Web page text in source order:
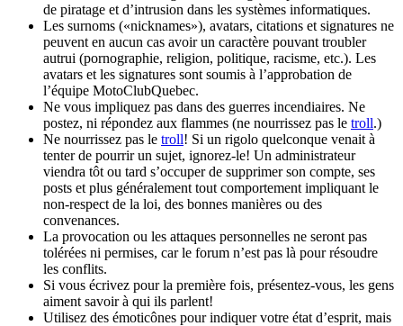
de piratage et d’intrusion dans les systèmes informatiques.
Les surnoms («nicknames»), avatars, citations et signatures ne
peuvent en aucun cas avoir un caractère pouvant troubler
autrui (pornographie, religion, politique, racisme, etc.). Les
avatars et les signatures sont soumis à l’approbation de
l’équipe MotoClubQuebec.
Ne vous impliquez pas dans des guerres incendiaires. Ne
postez, ni répondez aux flammes (ne nourrissez pas le troll.)
Ne nourrissez pas le troll! Si un rigolo quelconque venait à
tenter de pourrir un sujet, ignorez-le! Un administrateur
viendra tôt ou tard s’occuper de supprimer son compte, ses
posts et plus généralement tout comportement impliquant le
non-respect de la loi, des bonnes manières ou des
convenances.
La provocation ou les attaques personnelles ne seront pas
tolérées ni permises, car le forum n’est pas là pour résoudre
les conflits.
Si vous écrivez pour la première fois, présentez-vous, les gens
aiment savoir à qui ils parlent!
Utilisez des émoticônes pour indiquer votre état d’esprit, mais